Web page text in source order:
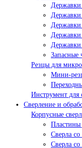
Державки
Державки
Державки
Державки
Державки
Запасные
Резцы для
Мини-
Инструмент для
Сверление и
Корпусные
Пластины
Сверла
Сверла